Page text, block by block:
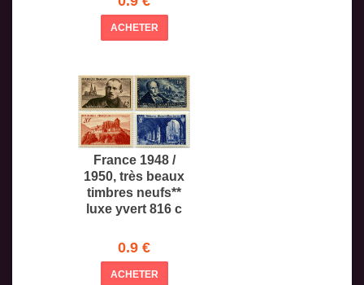
ACHETER
France 1948 /
1950, très beaux
timbres neufs**
luxe yvert 816 c
0.9 €
ACHETER